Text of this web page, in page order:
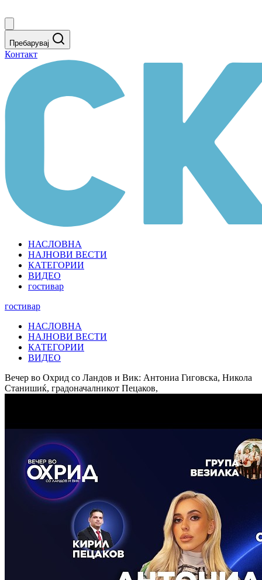
Пребарувај
Контакт
НАСЛОВНА
НАЈНОВИ ВЕСТИ
КАТЕГОРИИ
ВИДЕО
гостивар
гостивар
НАСЛОВНА
НАЈНОВИ ВЕСТИ
КАТЕГОРИИ
ВИДЕО
Вечер во Охрид со Ландов и Вик: Антониа Гиговска, Никола
Станишиќ, градоначалникот Пецаков,